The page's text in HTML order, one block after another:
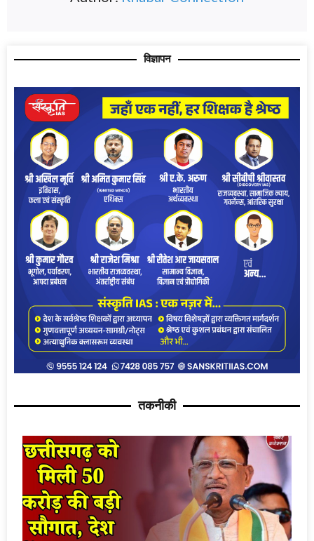
विज्ञापन
तकनीकी